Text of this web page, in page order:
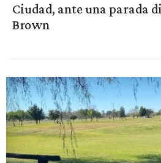
Ciudad, ante una parada
Brown